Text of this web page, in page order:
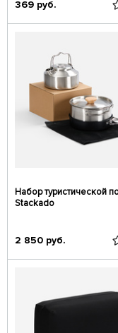
369 руб.
Набор туристической
Stackado
2 850 руб.